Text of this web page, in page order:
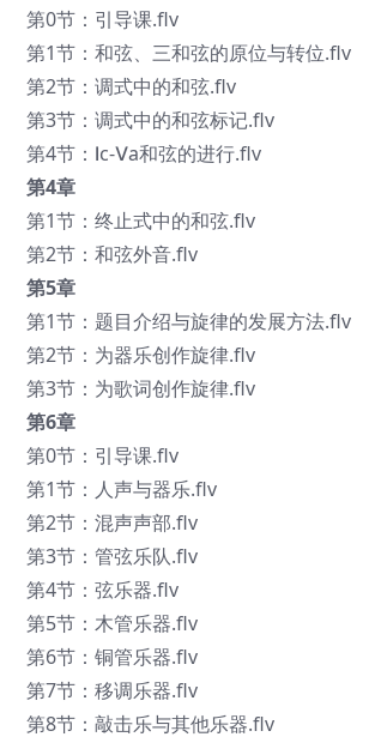
第0节：引导课.flv
第1节：和弦、三和弦的原位与转位.flv
第2节：调式中的和弦.flv
第3节：调式中的和弦标记.flv
第4节：Ⅰc-Ⅴa和弦的进行.flv
第4章
第1节：终止式中的和弦.flv
第2节：和弦外音.flv
第5章
第1节：题目介绍与旋律的发展方法.flv
第2节：为器乐创作旋律.flv
第3节：为歌词创作旋律.flv
第6章
第0节：引导课.flv
第1节：人声与器乐.flv
第2节：混声声部.flv
第3节：管弦乐队.flv
第4节：弦乐器.flv
第5节：木管乐器.flv
第6节：铜管乐器.flv
第7节：移调乐器.flv
第8节：敲击乐与其他乐器.flv